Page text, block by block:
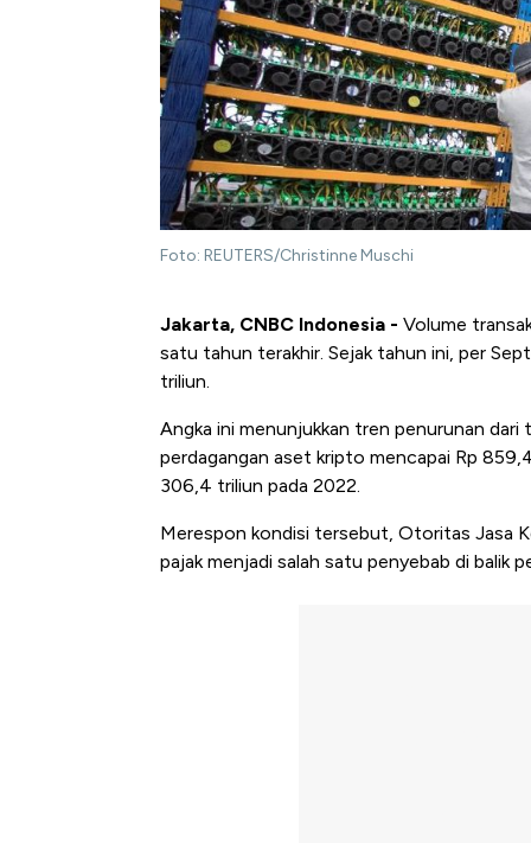
Foto: REUTERS/Christinne Muschi
Jakarta, CNBC Indonesia - Volume
satu tahun terakhir. Sejak tahun ini, per
triliun.
Angka ini menunjukkan tren penurunan
perdagangan aset kripto mencapai Rp
306,4 triliun pada 2022.
Merespon kondisi tersebut, Otoritas Jasa
pajak menjadi salah satu penyebab di balik